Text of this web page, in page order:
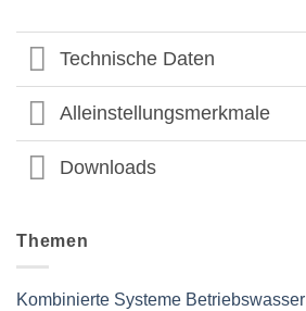
Themen
Kombinierte Systeme Betriebswasser
Technische Daten
Alleinstellungsmerkmale
Downloads